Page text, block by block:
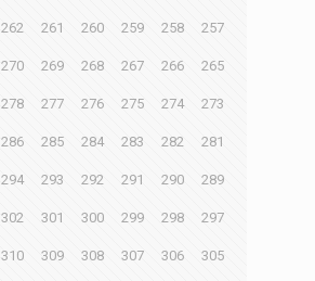
257
258
259
260
261
262
265
266
267
268
269
270
273
274
275
276
277
278
281
282
283
284
285
286
289
290
291
292
293
294
297
298
299
300
301
302
305
306
307
308
309
310